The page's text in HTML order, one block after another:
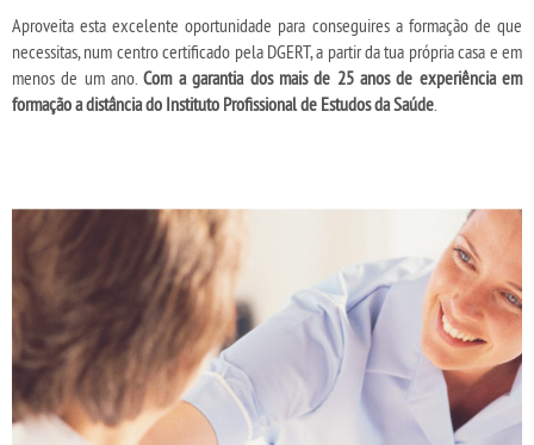
Aproveita esta excelente oportunidade para conseguires a formação de que
necessitas, num centro certificado pela DGERT, a partir da tua própria casa e em
menos de um ano.Com a garantia dos mais de 25 anos de experiência em
formação a distância do Instituto Profissional de Estudos da Saúde.